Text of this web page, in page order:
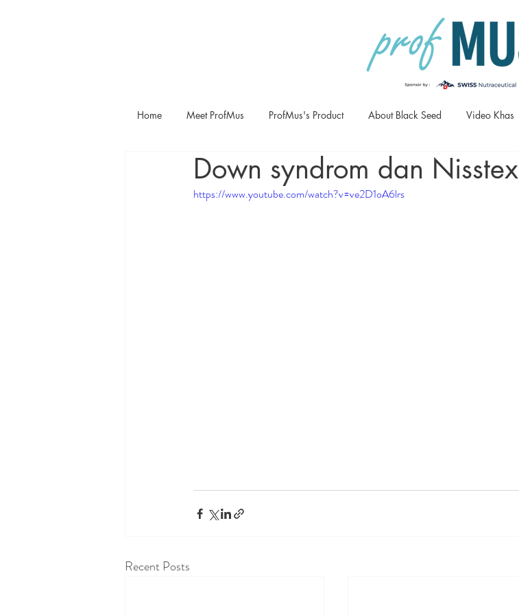
Home Meet ProfMus ProfMus's Product About Black Seed Video Khas
Down syndrom dan Nisstex
https://www.youtube.com/watch?v=ve2D1oA6lrs
Recent Posts